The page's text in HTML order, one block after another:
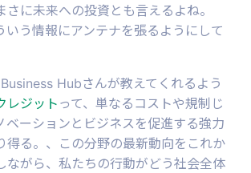
さに未来への投資とも言えるよね。
いう情報にアンテナを張るようにして
Hubさんが教えてくれるよう
レジット って、単なるコストや規制じ
ベーションとビジネスを促進する強力
得る。、この分野の最新動向をこれか
ながら、私たちの行動がどう社会全体